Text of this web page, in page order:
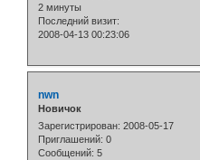
2 минуты
Последний визит:
2008-04-13 00:23:06
nwn
Новичок
Зарегистрирован: 2008-05-17
Приглашений: 0
Сообщений: 5